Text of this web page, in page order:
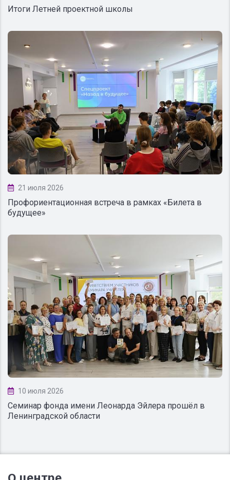
Итоги Летней проектной школы
21 июля 2026
Профориентационная встреча в рамках «Билета в
будущее»
10 июля 2026
Семинар фонда имени Леонарда Эйлера прошёл в
Ленинградской области